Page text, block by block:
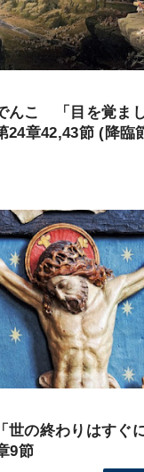
んこ 「目を覚まし
24章42,43節 (降臨
の終わりはすぐ
9節